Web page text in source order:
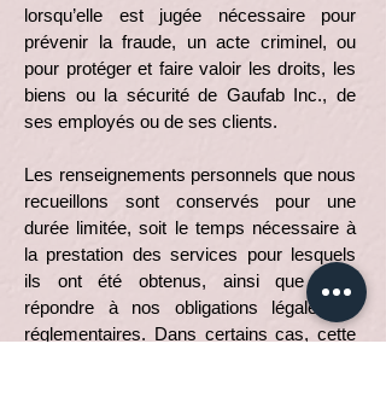
lorsqu’elle est jugée nécessaire pour
prévenir la fraude, un acte criminel, ou
pour protéger et faire valoir les droits, les
biens ou la sécurité de Gaufab Inc., de
ses employés ou de ses clients.
Les renseignements personnels que nous
recueillons sont conservés pour une
durée limitée, soit le temps nécessaire à
la prestation des services pour lesquels
ils ont été obtenus, ainsi que pour
répondre à nos obligations légales et
réglementaires. Dans certains cas, cette